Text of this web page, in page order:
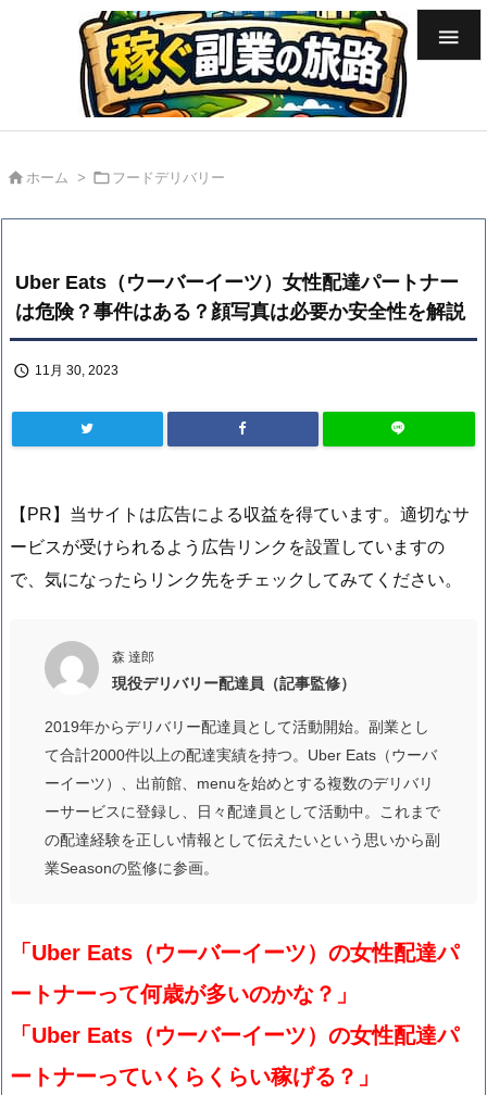

 ホーム >  フードデリバリー
Uber Eats（ウーバーイーツ）女性配達パートナー
は危険？事件はある？顔写真は必要か安全性を解説
 11月 30, 2023
【PR】当サイトは広告による収益を得ています。適切なサ
ービスが受けられるよう広告リンクを設置していますの
で、気になったらリンク先をチェックしてみてください。
森 達郎
現役デリバリー配達員（記事監修）
2019年からデリバリー配達員として活動開始。副業とし
て合計2000件以上の配達実績を持つ。Uber Eats（ウーバ
ーイーツ）、出前館、menuを始めとする複数のデリバリ
ーサービスに登録し、日々配達員として活動中。これまで
の配達経験を正しい情報として伝えたいという思いから副
業Seasonの監修に参画。
「Uber Eats（ウーバーイーツ）の女性配達パ
ートナーって何歳が多いのかな？」
「Uber Eats（ウーバーイーツ）の女性配達パ
ートナーっていくらくらい稼げる？」